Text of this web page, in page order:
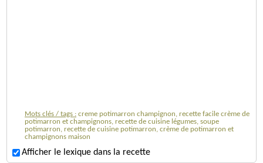
Mots clés / tags : creme potimarron champignon, recette facile crème de
potimarron et champignons, recette de cuisine légumes, soupe
potimarron, recette de cuisine potimarron, crème de potimarron et
champignons maison
Afficher le lexique dans la recette